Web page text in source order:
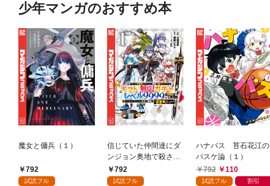
少年マンガのおすすめ本
魔女と傭兵（１）
792
試読フル
信じていた仲間達にダ
ンジョン奥地で殺され
かけたがギフト『無限
ガチャ』でレベル９９
792
試読フル
ハナバス 苔石花江の
バスケ論（１）
792
110
試読フル 割引